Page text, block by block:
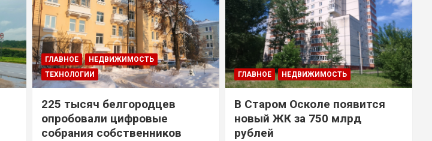
ГЛАВНОЕ
НЕДВИЖИМОСТЬ
ТЕХНОЛОГИИ
225 тысяч белгородцев
опробовали цифровые
собрания собственников
ГЛАВНОЕ НЕДВИЖИМОСТЬ
В Старом Осколе появится
новый ЖК за 750 млрд
рублей